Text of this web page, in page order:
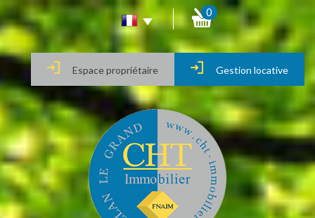
0
Gestion locative
Espace propriétaire